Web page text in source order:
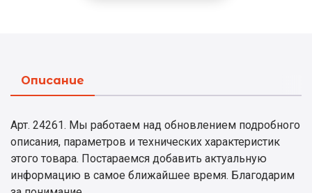
Описание
Арт. 24261. Мы работаем над обновлением подробного
описания, параметров и технических характеристик
этого товара. Постараемся добавить актуальную
информацию в самое ближайшее время. Благодарим